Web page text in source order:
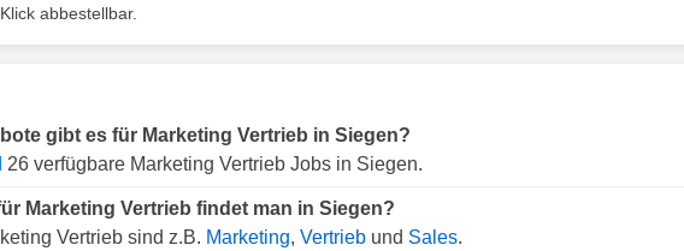
abbestellbar.
gibt es für Marketing Vertrieb in Siegen?
26 verfügbare Marketing Vertrieb Jobs in Siegen.
Marketing Vertrieb findet man in Siegen?
Vertrieb sind z.B. Marketing, Vertrieb und Sales.